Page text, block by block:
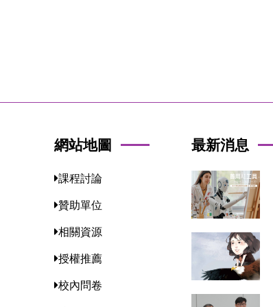
網站地圖
課程討論
贊助單位
相關資源
授權推薦
校內問卷
最新消息